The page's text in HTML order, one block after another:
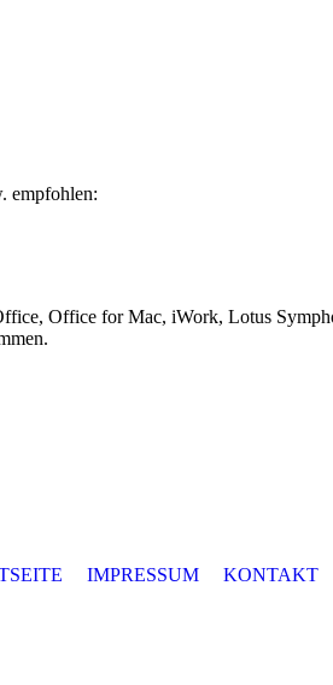
empfohlen:
Office for Mac, iWork, Lotus
IMPRESSUM KONTAKT